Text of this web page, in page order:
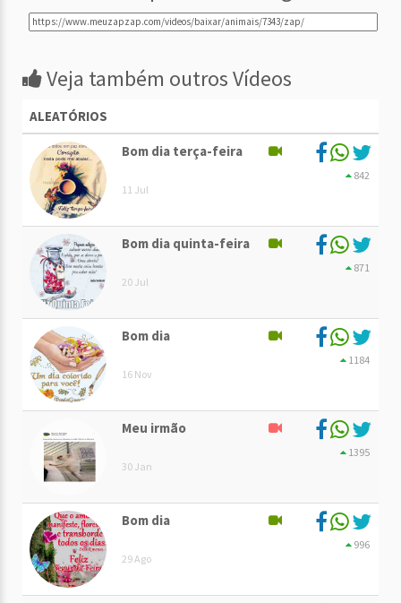
Veja também outros Vídeos
ALEATÓRIOS
Bom dia terça-feira
11 Jul
842
Bom dia quinta-feira
20 Jul
871
Bom dia
16 Nov
1184
Meu irmão
30 Jan
1395
Bom dia
29 Ago
996